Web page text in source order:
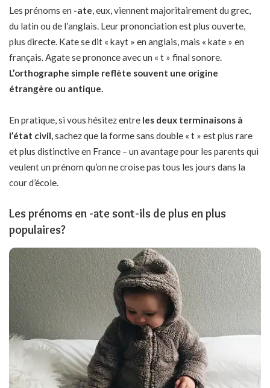
Les prénoms en -ate, eux, viennent majoritairement du grec,
du latin ou de l’anglais. Leur prononciation est plus ouverte,
plus directe. Kate se dit « kayt » en anglais, mais « kate » en
français. Agate se prononce avec un « t » final sonore.
L’orthographe simple reflète souvent une origine
étrangère ou antique.
En pratique, si vous hésitez entre les deux terminaisons à
l’état civil,sachez que la forme sans double « t » est plus rare
et plus distinctive en France – un avantage pour les parents qui
veulent un prénom qu’on ne croise pas tous les jours dans la
cour d’école.
Les prénoms en -ate sont-ils de plus en plus
populaires?